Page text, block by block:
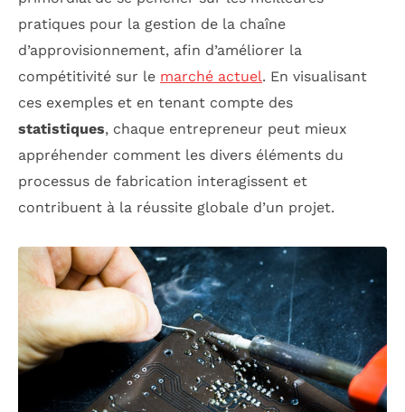
pratiques pour la gestion de la chaîne
d’approvisionnement, afin d’améliorer la
compétitivité sur le marché actuel. En visualisant
ces exemples et en tenant compte des
statistiques, chaque entrepreneur peut mieux
appréhender comment les divers éléments du
processus de fabrication interagissent et
contribuent à la réussite globale d’un projet.